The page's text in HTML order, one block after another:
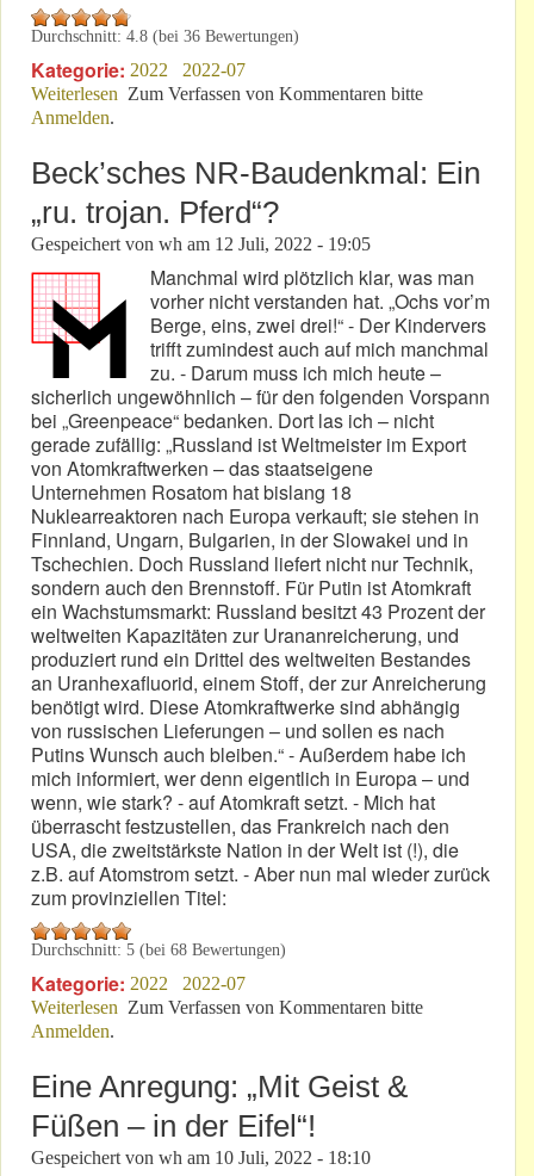
Durchschnitt: 4.8 (bei 36 Bewertungen)
Kategorie: 2022
2022-07
Weiterlesen über Spät & textarm: Acht & dreißig Fotos vom 6h-
Zum Verfassen von Kommentaren bitte
Anmelden.
Beck’sches NR-Baudenkmal: Ein
„ru. trojan. Pferd“?
Gespeichert von wh am 12 Juli, 2022 - 19:05
Manchmal wird plötzlich klar, was man
vorher nicht verstanden hat. „Ochs vor’m
Berge, eins, zwei drei!“ - Der Kindervers
trifft zumindest auch auf mich manchmal
zu. - Darum muss ich mich heute –
sicherlich ungewöhnlich – für den folgenden Vorspann
bei „Greenpeace“ bedanken. Dort las ich – nicht
gerade zufällig: „Russland ist Weltmeister im Export
von Atomkraftwerken – das staatseigene
Unternehmen Rosatom hat bislang 18
Nuklearreaktoren nach Europa verkauft; sie stehen in
Finnland, Ungarn, Bulgarien, in der Slowakei und in
Tschechien. Doch Russland liefert nicht nur Technik,
sondern auch den Brennstoff. Für Putin ist Atomkraft
ein Wachstumsmarkt: Russland besitzt 43 Prozent der
weltweiten Kapazitäten zur Urananreicherung, und
produziert rund ein Drittel des weltweiten Bestandes
an Uranhexafluorid, einem Stoff, der zur Anreicherung
benötigt wird. Diese Atomkraftwerke sind abhängig
von russischen Lieferungen – und sollen es nach
Putins Wunsch auch bleiben.“ - Außerdem habe ich
mich informiert, wer denn eigentlich in Europa – und
wenn, wie stark? - auf Atomkraft setzt. - Mich hat
überrascht festzustellen, das Frankreich nach den
USA, die zweitstärkste Nation in der Welt ist (!), die
z.B. auf Atomstrom setzt. - Aber nun mal wieder zurück
zum provinziellen Titel:
Durchschnitt: 5 (bei 68 Bewertungen)
Kategorie: 2022
2022-07
Weiterlesen über Beck’sches NR-Baudenkmal: Ein „ru. trojan.
Zum Verfassen von Kommentaren bitte
Anmelden.
Eine Anregung: „Mit Geist &
Füßen – in der Eifel“!
Gespeichert von wh am 10 Juli, 2022 - 18:10